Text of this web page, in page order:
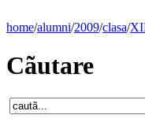
home/alumni/2009/clasa/
Cãutare